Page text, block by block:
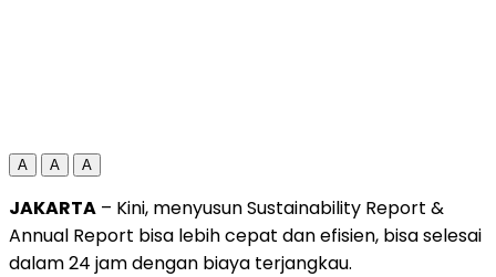
A A A
JAKARTA – Kini, menyusun Sustainability Report &
Annual Report bisa lebih cepat dan efisien, bisa selesai
dalam 24 jam dengan biaya terjangkau.